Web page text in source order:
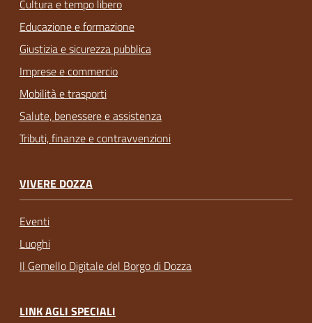
Cultura e tempo libero
Educazione e formazione
Giustizia e sicurezza pubblica
Imprese e commercio
Mobilità e trasporti
Salute, benessere e assistenza
Tributi, finanze e contravvenzioni
VIVERE DOZZA
Eventi
Luoghi
Il Gemello Digitale del Borgo di Dozza
LINK AGLI SPECIALI